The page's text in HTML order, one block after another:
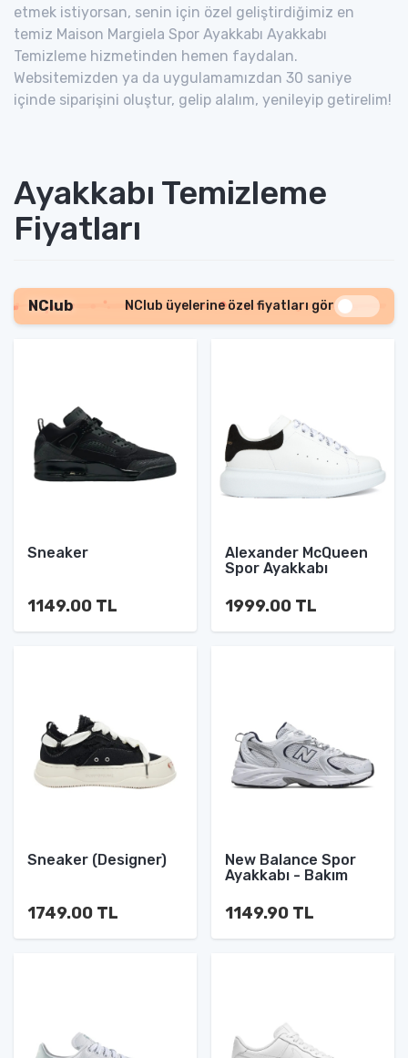
etmek istiyorsan, senin için özel geliştirdiğimiz en
temiz Maison Margiela Spor Ayakkabı Ayakkabı
Temizleme hizmetinden hemen faydalan.
Websitemizden ya da uygulamamızdan 30 saniye
içinde siparişini oluştur, gelip alalım, yenileyip getirelim!
Ayakkabı Temizleme
Fiyatları
NClub NClub üyelerine özel fiyatları gör
Sneaker
1149.00 TL
Alexander McQueen
Spor Ayakkabı
1999.00 TL
Sneaker (Designer)
1749.00 TL
New Balance Spor
Ayakkabı - Bakım
1149.90 TL